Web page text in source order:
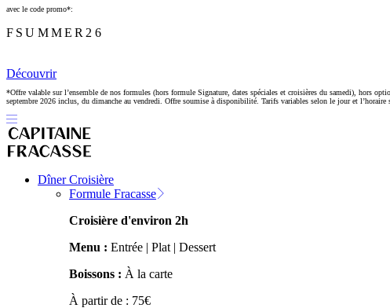
avec le code promo*:
FSUMMER26
Découvrir
*Offre valable sur l’ensemble de nos formules (hors formule Signature, dates spéciales et croisières du samedi), hors
septembre 2026 inclus, du dimanche au vendredi. Offre soumise à disponibilité. Tarifs variables selon le jour et l’horaire
Dîner Croisière
Formule Fracasse
Croisière d'environ 2h
Menu : Entrée | Plat | Dessert
Boissons : À la carte
À partir de : 75€